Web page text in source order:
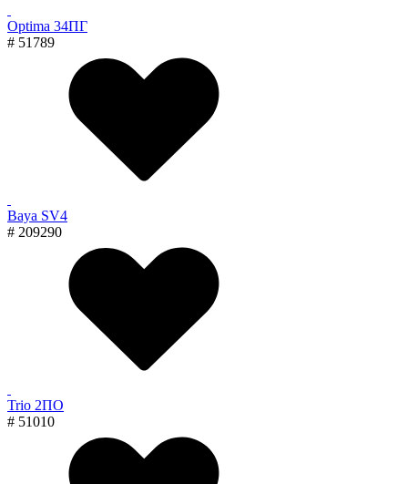
Optima 34ПГ
# 51789
Baya SV4
# 209290
Trio 2ПО
# 51010